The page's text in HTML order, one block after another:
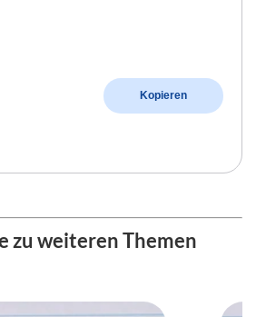
Kopieren
zu weiteren Themen